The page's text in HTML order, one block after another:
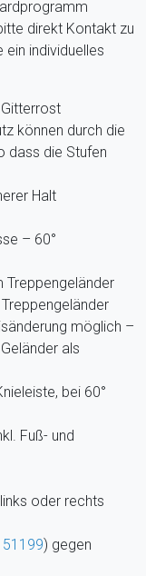
direkt Kontakt zu
ein individuelles
können durch die
dass die Stufen
Halt
– 60°
Treppengeländer
möglich –
als
bei 60°
Fuß- und
oder rechts
51199) gegen